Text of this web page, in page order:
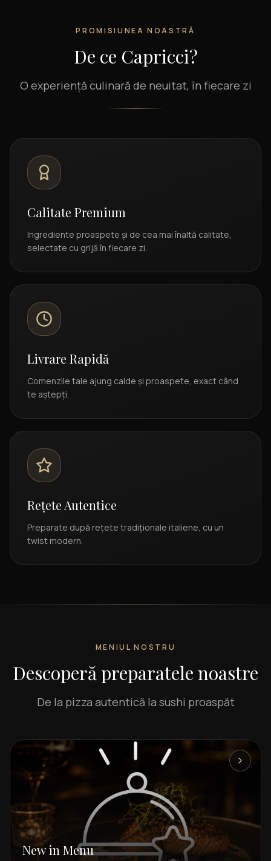
PROMISIUNEA NOASTRĂ
De ce Capricci?
O experiență culinară de neuitat, în fiecare zi
Calitate Premium
Ingrediente proaspete și de cea mai înaltă calitate,
selectate cu grijă în fiecare zi.
Livrare Rapidă
Comenzile tale ajung calde și proaspete, exact când
te aștepți.
Rețete Autentice
Preparate după rețete tradiționale italiene, cu un
twist modern.
MENIUL NOSTRU
Descoperă preparatele noastre
De la pizza autentică la sushi proaspăt
New in Menu